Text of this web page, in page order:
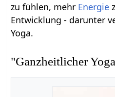
zu fühlen, mehr Energie
Entwicklung - darunter
Yoga.
"Ganzheitlicher